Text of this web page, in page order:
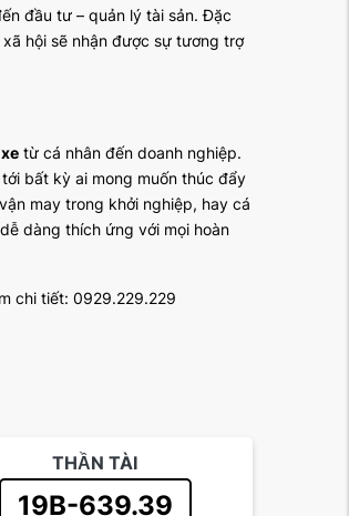
đầu tư – quản lý tài sản. Đặc
hội sẽ nhận được sự tương trợ
xe từ cá nhân đến doanh nghiệp.
bất kỳ ai mong muốn thúc đẩy
may trong khởi nghiệp, hay cá
dàng thích ứng với mọi hoàn
chi tiết: 0929.229.229
THẦN TÀI
19B-639.39